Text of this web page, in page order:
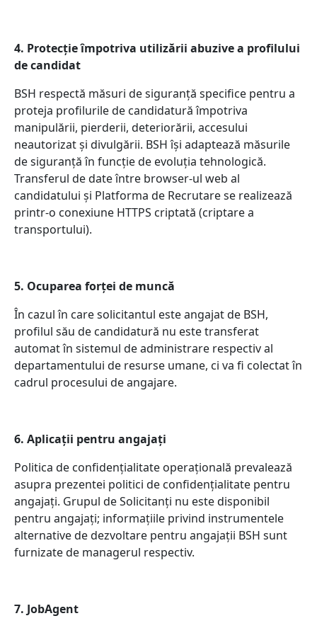
4. Protecție împotriva utilizării abuzive a profilului
de candidat
BSH respectă măsuri de siguranță specifice pentru a
proteja profilurile de candidatură împotriva
manipulării, pierderii, deteriorării, accesului
neautorizat și divulgării. BSH își adaptează măsurile
de siguranță în funcție de evoluția tehnologică.
Transferul de date între browser-ul web al
candidatului și Platforma de Recrutare se realizează
printr-o conexiune HTTPS criptată (criptare a
transportului).
5. Ocuparea forței de muncă
În cazul în care solicitantul este angajat de BSH,
profilul său de candidatură nu este transferat
automat în sistemul de administrare respectiv al
departamentului de resurse umane, ci va fi colectat în
cadrul procesului de angajare.
6. Aplicații pentru angajați
Politica de confidențialitate operațională prevalează
asupra prezentei politici de confidențialitate pentru
angajați. Grupul de Solicitanți nu este disponibil
pentru angajați; informațiile privind instrumentele
alternative de dezvoltare pentru angajații BSH sunt
furnizate de managerul respectiv.
7. JobAgent